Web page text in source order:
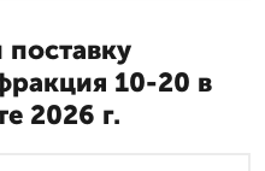
10-20 в
2026 г.